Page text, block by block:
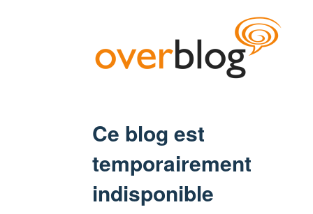
Ce blog est
temporairement
indisponible